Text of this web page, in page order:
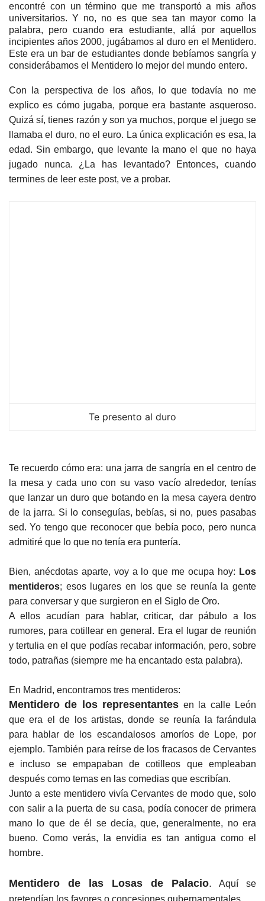
encontré con un término que me transportó a mis años
universitarios. Y no, no es que sea tan mayor como la
palabra, pero cuando era estudiante, allá por aquellos
incipientes años 2000, jugábamos al duro en el Mentidero.
Este era un bar de estudiantes donde bebíamos sangría y
considerábamos el Mentidero lo mejor del mundo entero.
Con la perspectiva de los años, lo que todavía no me
explico es cómo jugaba, porque era bastante asqueroso.
Quizá sí, tienes razón y son ya muchos, porque el juego se
llamaba el duro, no el euro. La única explicación es esa, la
edad. Sin embargo, que levante la mano el que no haya
jugado nunca. ¿La has levantado? Entonces, cuando
termines de leer este post, ve a probar.
Te presento al duro
Te recuerdo cómo era: una jarra de sangría en el centro de
la mesa y cada uno con su vaso vacío alrededor, tenías
que lanzar un duro que botando en la mesa cayera dentro
de la jarra. Si lo conseguías, bebías, si no, pues pasabas
sed. Yo tengo que reconocer que bebía poco, pero nunca
admitiré que lo que no tenía era puntería.
Bien, anécdotas aparte, voy a lo que me ocupa hoy: Los
mentideros; esos lugares en los que se reunía la gente
para conversar y que surgieron en el Siglo de Oro.
A ellos acudían para hablar, criticar, dar pábulo a los
rumores, para cotillear en general. Era el lugar de reunión
y tertulia en el que podías recabar información, pero, sobre
todo, patrañas (siempre me ha encantado esta palabra).
En Madrid, encontramos tres mentideros:
Mentidero de los representantes en la calle León
que era el de los artistas, donde se reunía la farándula
para hablar de los escandalosos amoríos de Lope, por
ejemplo. También para reírse de los fracasos de Cervantes
e incluso se empapaban de cotilleos que empleaban
después como temas en las comedias que escribían.
Junto a este mentidero vivía Cervantes de modo que, solo
con salir a la puerta de su casa, podía conocer de primera
mano lo que de él se decía, que, generalmente, no era
bueno. Como verás, la envidia es tan antigua como el
hombre.
Mentidero de las Losas de Palacio. Aquí se
pretendían los favores o concesiones gubernamentales.